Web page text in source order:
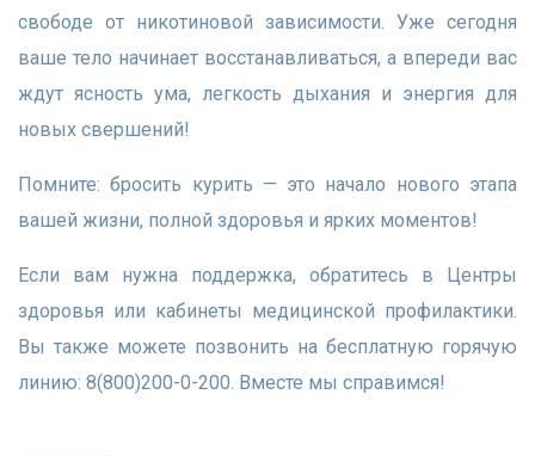
свободе от никотиновой зависимости. Уже сегодня
ваше тело начинает восстанавливаться, а впереди вас
ждут ясность ума, легкость дыхания и энергия для
новых свершений!
Помните: бросить курить — это начало нового этапа
вашей жизни, полной здоровья и ярких моментов!
Если вам нужна поддержка, обратитесь в Центры
здоровья или кабинеты медицинской профилактики.
Вы также можете позвонить на бесплатную горячую
линию: 8(800)200-0-200. Вместе мы справимся!